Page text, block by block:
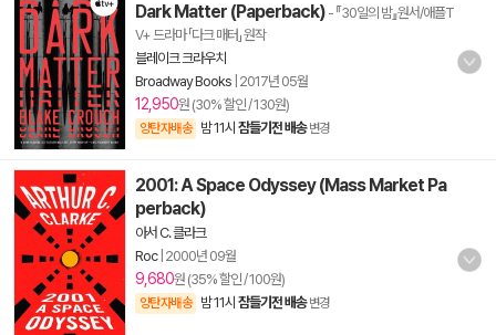
Dark Matter (Paperback) - 『30일의 밤』원서/애플T
V+ 드라마 「다크 매터」 원작
블레이크 크라우치
Broadway Books 2017년 05월
12,950원 (30% 할인 / 130원)
양탄자배송 밤 11시 잠들기전 배송 변경
2001: A Space Odyssey (Mass Market Pa
perback)
아서 C. 클라크
Roc| 2000년 09월
9,680원 (35% 할인 / 100원)
양탄자배송 밤 11시 잠들기전 배송 변경